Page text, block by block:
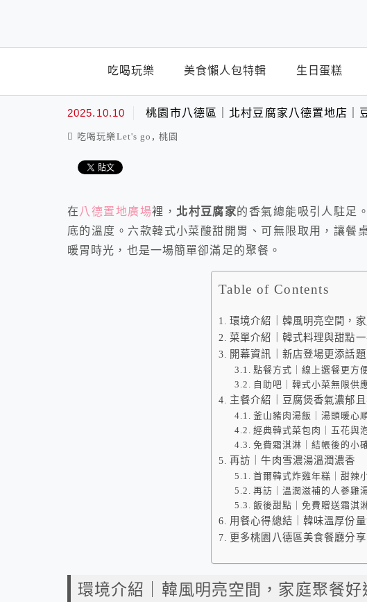
吃喝玩樂 美食懶人包特輯 生日蛋糕
2025.10.10 桃園市八德區｜北村豆腐家八德置地店｜
吃喝玩樂Let's go , 桃園
在 八德置地廣場裡， 北村豆腐家的香氣總能吸引人駐足
底的溫度。六款韓式小菜酸甜開胃、可無限取用，讓餐
暖胃時光，也是一場簡單卻滿足的聚餐。
Table of Contents
環境介紹｜韓風明亮空間，
菜單介紹｜韓式料理與甜點
開幕資訊｜新店登場更添話題
點餐方式｜線上選餐更方
自助吧｜韓式小菜無限供
主餐介紹｜豆腐煲香氣濃郁
釜山豬肉湯飯｜湯頭暖心
經典韓式菜包肉｜五花與
免費霜淇淋｜結帳後的小
再訪｜牛肉雪濃湯溫潤濃香
首爾韓式炸雞年糕｜甜辣
再訪｜溫潤滋補的人蔘雞
飯後甜點｜免費贈送霜淇
用餐心得總結｜韓味溫厚份
更多桃園八德區美食餐廳分享
環境介紹｜韓風明亮空間，家庭聚餐好